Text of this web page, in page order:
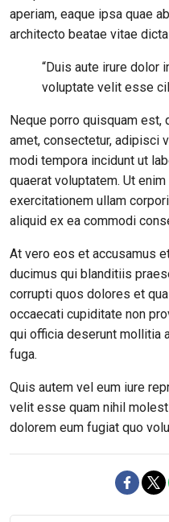
aperiam, eaque ipsa quae
architecto beatae vitae
“Duis aute irure dolor
voluptate velit esse
Neque porro quisquam
amet, consectetur, adipisci
modi tempora incidunt ut
quaerat voluptatem. Ut
exercitationem ullam
aliquid ex ea commodi
At vero eos et accusamus
ducimus qui blanditiis
corrupti quos dolores et
occaecati cupiditate non
qui officia deserunt mollitia
fuga.
Quis autem vel eum iure
velit esse quam nihil
dolorem eum fugiat quo